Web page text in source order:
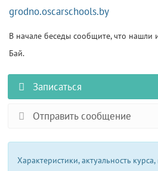
grodno.oscarschools.by
В начале беседы сообщите, что
Бай.
Записаться
Отправить сообщение
Характеристики, актуальность